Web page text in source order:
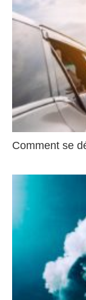
Comment se